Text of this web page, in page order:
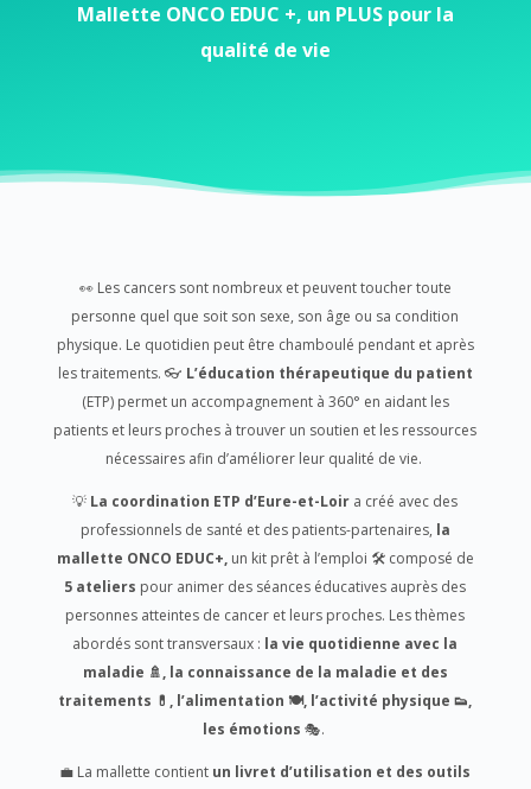
Mallette ONCO EDUC +, un PLUS pour la
qualité de vie
👀 Les cancers sont nombreux et peuvent toucher toute
personne quel que soit son sexe, son âge ou sa condition
physique. Le quotidien peut être chamboulé pendant et après
les traitements. 👓 L’éducation thérapeutique du patient
(ETP) permet un accompagnement à 360° en aidant les
patients et leurs proches à trouver un soutien et les ressources
nécessaires afin d’améliorer leur qualité de vie.
💡 La coordination ETP d’Eure-et-Loir a créé avec des
professionnels de santé et des patients-partenaires, la
mallette ONCO EDUC+, un kit prêt à l’emploi 🛠️ composé de
5 ateliers pour animer des séances éducatives auprès des
personnes atteintes de cancer et leurs proches. Les thèmes
abordés sont transversaux : la vie quotidienne avec la
maladie 🚿, la connaissance de la maladie et des
traitements 💊, l’alimentation 🍽️, l’activité physique 👟,
les émotions 🎭.
💼 La mallette contient un livret d’utilisation et des outils